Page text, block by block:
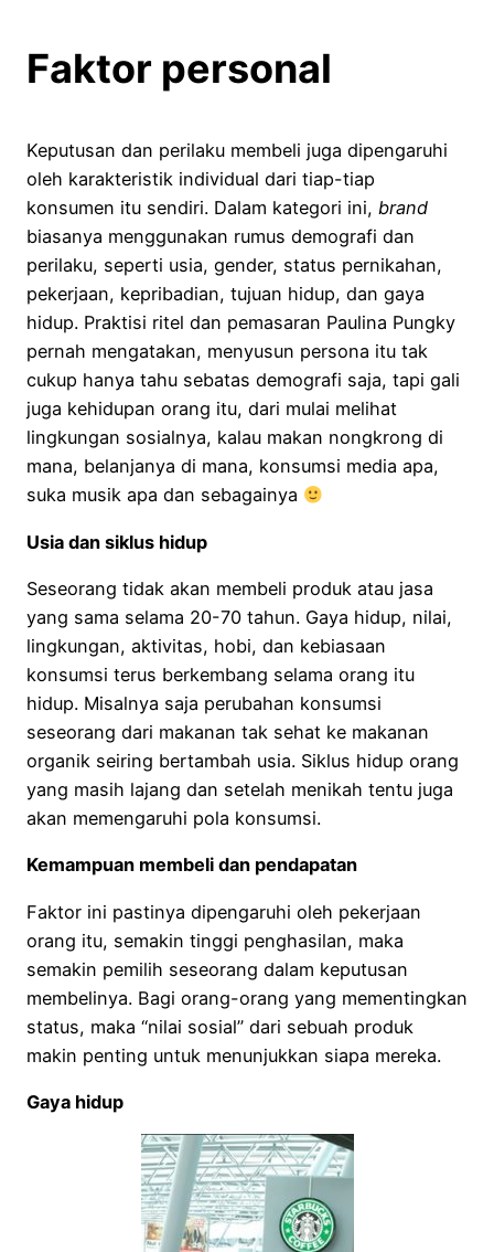
Faktor personal
Keputusan dan perilaku membeli juga dipengaruhi
oleh karakteristik individual dari tiap-tiap
konsumen itu sendiri. Dalam kategori ini, brand
biasanya menggunakan rumus demografi dan
perilaku, seperti usia, gender, status pernikahan,
pekerjaan, kepribadian, tujuan hidup, dan gaya
hidup. Praktisi ritel dan pemasaran Paulina Pungky
pernah mengatakan, menyusun persona itu tak
cukup hanya tahu sebatas demografi saja, tapi gali
juga kehidupan orang itu, dari mulai melihat
lingkungan sosialnya, kalau makan nongkrong di
mana, belanjanya di mana, konsumsi media apa,
suka musik apa dan sebagainya
Usia dan siklus hidup
Seseorang tidak akan membeli produk atau jasa
yang sama selama 20-70 tahun. Gaya hidup, nilai,
lingkungan, aktivitas, hobi, dan kebiasaan
konsumsi terus berkembang selama orang itu
hidup. Misalnya saja perubahan konsumsi
seseorang dari makanan tak sehat ke makanan
organik seiring bertambah usia. Siklus hidup orang
yang masih lajang dan setelah menikah tentu juga
akan memengaruhi pola konsumsi.
Kemampuan membeli dan pendapatan
Faktor ini pastinya dipengaruhi oleh pekerjaan
orang itu, semakin tinggi penghasilan, maka
semakin pemilih seseorang dalam keputusan
membelinya. Bagi orang-orang yang mementingkan
status, maka “nilai sosial” dari sebuah produk
makin penting untuk menunjukkan siapa mereka.
Gaya hidup